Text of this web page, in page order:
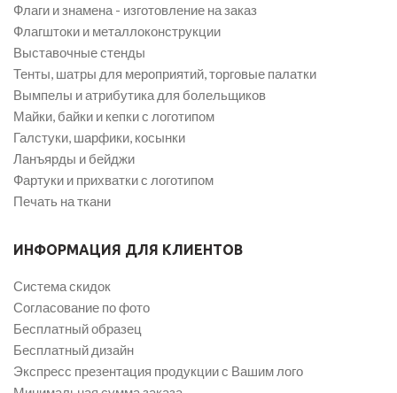
Флаги и знамена - изготовление на заказ
Флагштоки и металлоконструкции
Выставочные стенды
Тенты, шатры для мероприятий, торговые палатки
Вымпелы и атрибутика для болельщиков
Майки, байки и кепки с логотипом
Галстуки, шарфики, косынки
Ланъярды и бейджи
Фартуки и прихватки с логотипом
Печать на ткани
ИНФОРМАЦИЯ ДЛЯ КЛИЕНТОВ
Система скидок
Согласование по фото
Бесплатный образец
Бесплатный дизайн
Экспресс презентация продукции с Вашим лого